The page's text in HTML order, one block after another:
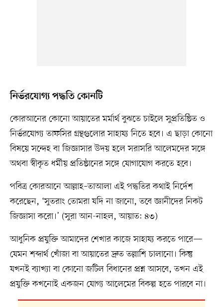
নির্ভরযোগ্য পদ্ধতি কোনটি
কোরআনের কোনো আয়াতের মর্মার্থ বুঝতে চাইলে সুপ্রতিষ্ঠিত ও
নির্ভরযোগ্য তাফসির গ্রন্থগুলোর সাহায্য নিতে হবে। এ ছাড়া কোনো
বিষয়ে সন্দেহ বা জিজ্ঞাসার উদয় হলে সরাসরি আলেমদের সঙ্গে
অথবা স্বীকৃত ধর্মীয় প্রতিষ্ঠানের সঙ্গে যোগাযোগ করতে হবে।
পবিত্র কোরআনে আল্লাহ–তাআলা এই পদ্ধতির কথাই নির্দেশ
করেছেন, ‘সুতরাং তোমরা যদি না জানো, তবে জ্ঞানীদের নিকট
জিজ্ঞাসা করো।’ (সুরা আন-নাহল, আয়াত: ৪৩)
আধুনিক প্রযুক্তি আমাদের শেখার কাজে সাহায্য করতে পারে—
যেমন শব্দার্থ খোঁজা বা আয়াতের দ্রুত তল্লাশি চালানো। কিন্তু
যখনই ব্যাখ্যা বা কোনো জটিল বিধানের প্রশ্ন আসবে, তখন এই
প্রযুক্তি কখনোই একজন যোগ্য আলেমের বিকল্প হতে পারবে না।